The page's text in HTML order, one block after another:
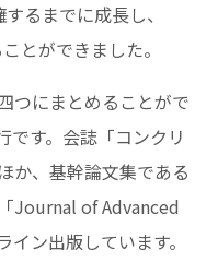
るまでに成長し、
とができました。
つにまとめることがで
です。会誌「コンクリ
か、基幹論文集である
Journal of Advanced
ン出版しています。